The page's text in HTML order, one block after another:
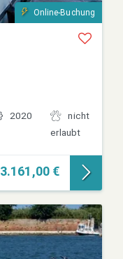
Online-Buchung
2020
nicht
erlaubt
3.161,00 €